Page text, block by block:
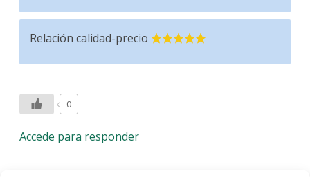
Relación calidad-precio
0
Accede para responder